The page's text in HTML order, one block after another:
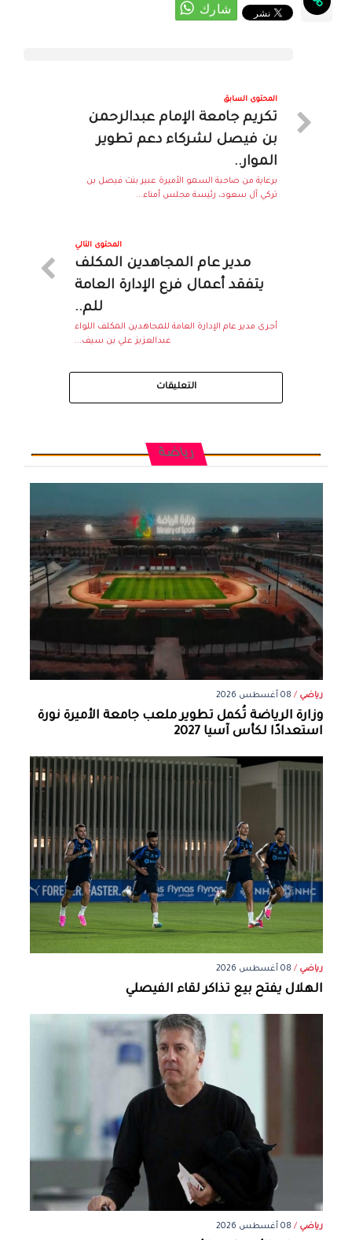
المحتوى السابق
تكريم جامعة الإمام عبدالرحمن
بن فيصل لشركاء دعم تطوير
الموار..
برعاية من صاحبة السمو الأميرة عبير بنت فيصل بن
تركي آل سعود، رئيسة مجلس أمناء...
المحتوى التالي
مدير عام المجاهدين المكلف
يتفقد أعمال فرع الإدارة العامة
للم..
أجرى مدير عام الإدارة العامة للمجاهدين المكلف اللواء
عبدالعزيز علي بن سيف...
التعليقات
رياضة
رياضي / 08 أغسطس 2026
وزارة الرياضة تُكمل تطوير ملعب جامعة الأميرة نورة
استعدادًا لكأس آسيا 2027
رياضي / 08 أغسطس 2026
الهلال يفتح بيع تذاكر لقاء الفيصلي
رياضي / 08 أغسطس 2026